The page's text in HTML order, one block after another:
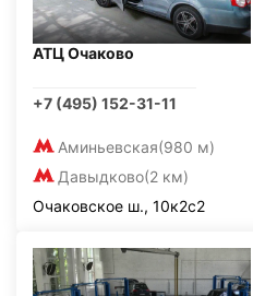
АТЦ Очаково
+7 (495) 152-31-11
Аминьевская(980 м)
Давыдково(2 км)
Очаковское ш., 10к2с2